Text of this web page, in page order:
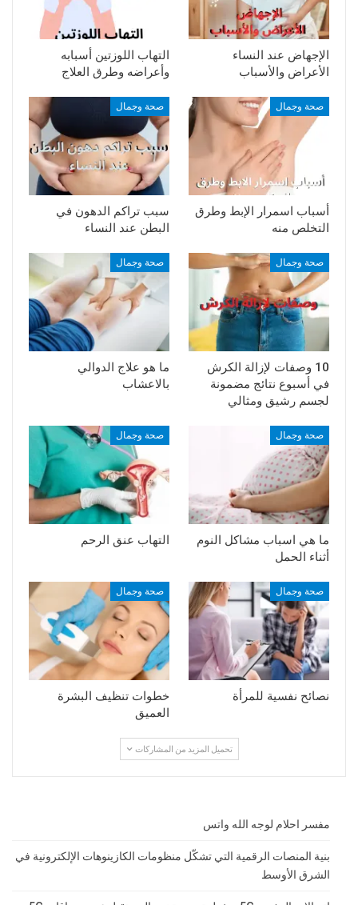
الإجهاض عند النساء
الأعراض والأسباب
التهاب اللوزتين أسبابه
وأعراضه وطرق العلاج
صحة وجمال
أسباب اسمرار الإبط وطرق
التخلص منه
صحة وجمال
سبب تراكم الدهون في
البطن عند النساء
صحة وجمال
10 وصفات لإزالة الكرش
في أسبوع نتائج مضمونة
لجسم رشيق ومثالي
صحة وجمال
ما هو علاج الدوالي
بالاعشاب
صحة وجمال
ما هي اسباب مشاكل النوم
أثناء الحمل
صحة وجمال
التهاب عنق الرحم
صحة وجمال
نصائح نفسية للمرأة
صحة وجمال
خطوات تنظيف البشرة
العميق
تحميل المزيد من المشاركات
مفسر احلام لوجه الله واتس
بنية المنصات الرقمية التي تشكّل منظومات الكازينوهات الإلكترونية في
الشرق الأوسط